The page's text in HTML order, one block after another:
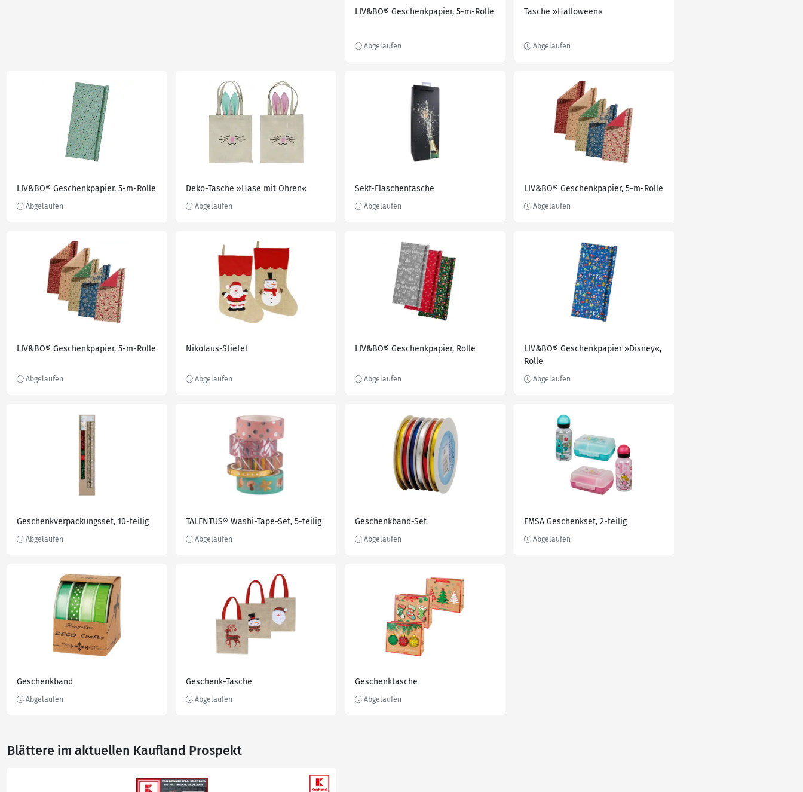
LIV&BO® Geschenkpapier, 5-m-Rolle Tasche »Halloween«
LIV&BO® Geschenkpapier, 5-m-Rolle Deko-Tasche »Hase mit Ohren« Sekt-Flaschentasche LIV&BO® Geschenkpapier, 5-m-Rolle
LIV&BO® Geschenkpapier, 5-m-Rolle Nikolaus-Stiefel LIV&BO® Geschenkpapier, Rolle
LIV&BO® Geschenkpapier »Disney«,
Rolle
Geschenkverpackungsset, 10-teilig TALENTUS® Washi-Tape-Set, 5-teilig Geschenkband-Set EMSA Geschenkset, 2-teilig
Geschenkband Geschenk-Tasche Geschenktasche
Blättere im aktuellen Kaufland Prospekt